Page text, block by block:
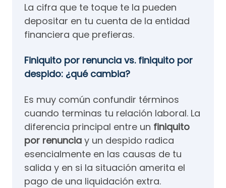
La cifra que te toque te la pueden
depositar en tu cuenta de la entidad
financiera que prefieras.
Finiquito por renuncia vs. finiquito por
despido: ¿qué cambia?
Es muy común confundir términos
cuando terminas tu relación laboral. La
diferencia principal entre un finiquito
por renuncia y un despido radica
esencialmente en las causas de tu
salida y en si la situación amerita el
pago de una liquidación extra.